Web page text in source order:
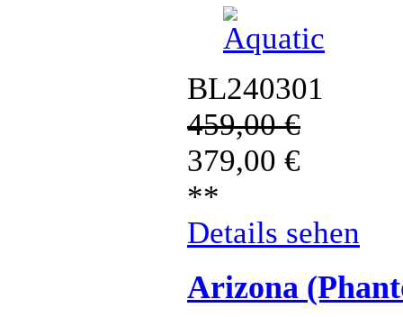
BL240301
459,00€
379,00 €
**
Details sehen
Arizona